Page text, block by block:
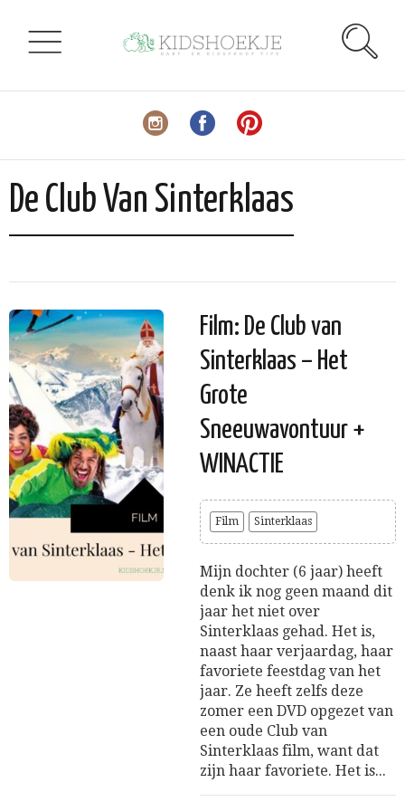
De Club Van Sinterklaas
Film: De Club van
Sinterklaas – Het
Grote
Sneeuwavontuur +
WINACTIE
Film Sinterklaas
Mijn dochter (6 jaar) heeft
denk ik nog geen maand dit
jaar het niet over
Sinterklaas gehad. Het is,
naast haar verjaardag, haar
favoriete feestdag van het
jaar. Ze heeft zelfs deze
zomer een DVD opgezet van
een oude Club van
Sinterklaas film, want dat
zijn haar favoriete. Het is...